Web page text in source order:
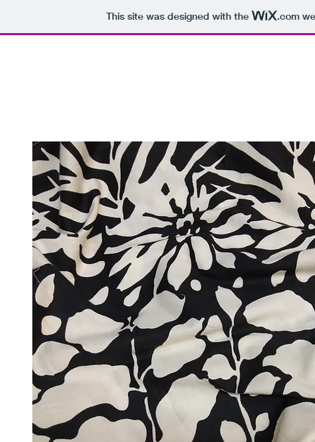
This site was designed with the .com